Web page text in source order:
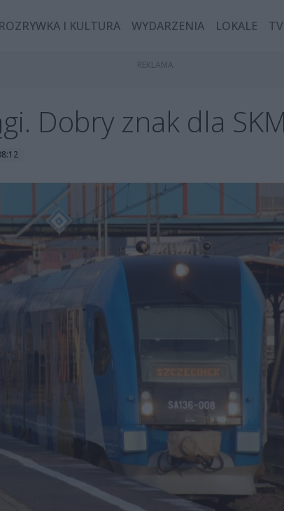
ROZRYWKA I KULTURA WYDARZENIA LOKALE TV
Dobry znak dla